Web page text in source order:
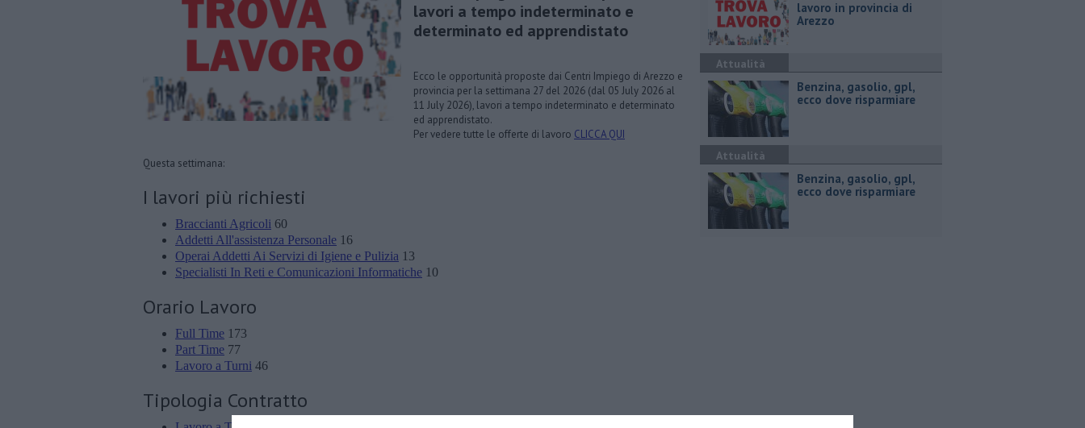
lavori a tempo indeterminato e
determinato ed apprendistato
Ecco le opportunità proposte dai Centri Impiego di Arezzo e
provincia per la settimana 27 del 2026 (dal 05 July 2026 al
11 July 2026), lavori a tempo indeterminato e determinato
ed apprendistato.
Per vedere tutte le offerte di lavoro CLICCA QUI
Questa settimana:
I lavori più richiesti
Braccianti Agricoli 60
Addetti All'assistenza Personale 16
Operai Addetti Ai Servizi di Igiene e Pulizia 13
Specialisti In Reti e Comunicazioni Informatiche 10
Orario Lavoro
Full Time 173
Part Time 77
Lavoro a Turni 46
Tipologia Contratto
lavoro in provincia di
Arezzo
Attualità
​Benzina, gasolio, gpl,
ecco dove risparmiare
Attualità
​Benzina, gasolio, gpl,
ecco dove risparmiare